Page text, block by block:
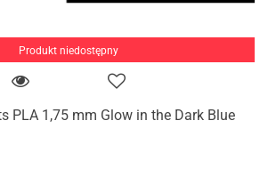
Produkt niedostępny
PLA 1,75 mm Glow in the Dark Blue